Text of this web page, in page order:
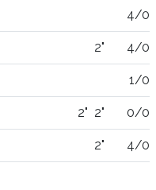
4/0
2" 4/0
1/0
2" 2" 0/0
2" 4/0